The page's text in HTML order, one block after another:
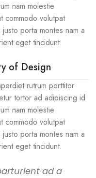
nam molestie
commodo volutpat
porta montes nam a
eget tincidunt.
of Design
rutrum porttitor
tortor ad adipiscing id
nam molestie
commodo volutpat
porta montes nam a
eget tincidunt.
ad a